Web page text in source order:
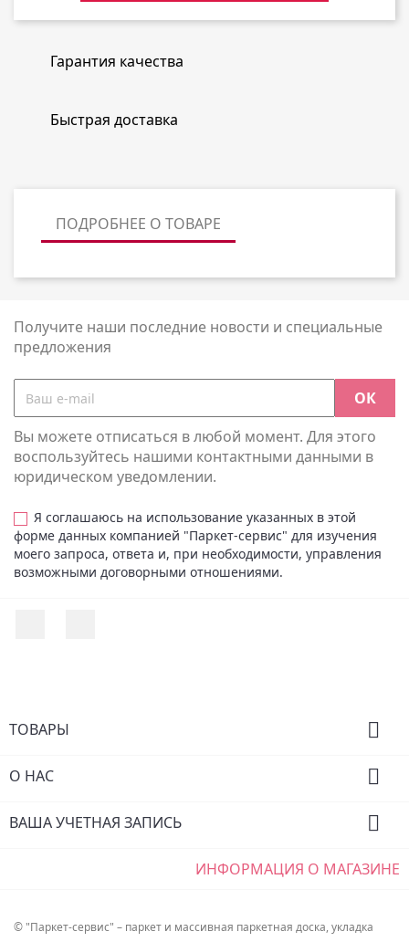
Гарантия качества
Быстрая доставка
ПОДРОБНЕЕ О ТОВАРЕ
Получите наши последние новости и специальные
предложения
Вы можете отписаться в любой момент. Для этого
воспользуйтесь нашими контактными данными в
юридическом уведомлении.
Я соглашаюсь на использование указанных в этой
форме данных компанией "Паркет-сервис" для изучения
моего запроса, ответа и, при необходимости, управления
возможными договорными отношениями.
ТОВАРЫ 
О НАС 
ВАША УЧЕТНАЯ ЗАПИСЬ 
ИНФОРМАЦИЯ О МАГАЗИНЕ
© "Паркет-сервис" – паркет и массивная паркетная доска, укладка